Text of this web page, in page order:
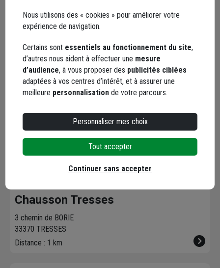
Livraison sur
chantier
Vos achats sont
lourds et volumineux
? Faites-vous livrer
voulez! L'agence
effectue la livraison
vous contacte pour
créneaude
livraison. Bonus :
Nous livrons jusqu'au
7ème étage.
Retrait drive
1h
Vous êtes pressé ou
vous voulez être sûr
de disposer de votre
marchandise ?
Commandez
directement les
produits disponibles
dans votre agence
Venez les retirer une
heure plus tard.
agence
à
Chausson
Agences à proximité
Chausson Tresses
3 chemin de BORIE
33370 TRESSES
Distance : 1 km
Nous utilisons des « cookies » pour améliorer votre
expérience de navigation.
Certains sont essentiels au fonctionnement du site,
d’autres nous aident à effectuer une mesure
d’audience, à vous proposer des publicités ciblées
adaptées à vos centres d’intérêt, et à assurer une
meilleure personnalisation de votre parcours.
Personnaliser mes choix
Tout accepter
Continuer sans accepter